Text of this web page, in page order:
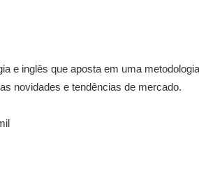
e inglês que aposta em uma
novidades e tendências de mercado.